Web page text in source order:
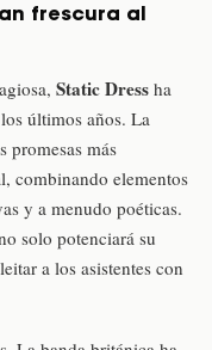
frescura al
Static Dress ha
últimos años. La
promesas más
combinando elementos
y a menudo poéticas.
solo potenciará su
a los asistentes con